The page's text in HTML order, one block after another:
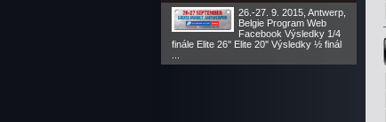
26.-27. 9. 2015, Antwerp,
Belgie Program Web
Facebook Výsledky 1/4
finále Elite 26'' Elite 20'' Výsledky ½ finál